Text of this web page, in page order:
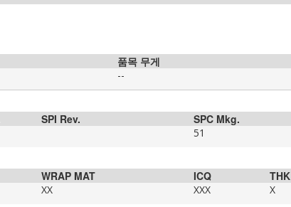
품목 무게
--
SPI Rev. SPC Mkg.
51
WRAP MAT ICQ THK
XX XXX X